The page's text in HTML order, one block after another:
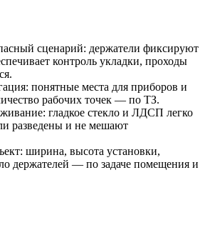
сценарий: держатели фиксируют
контроль укладки, проходы
понятные места для приборов и
рабочих точек — по ТЗ.
гладкое стекло и ЛДСП легко
разведены и не мешают
ширина, высота установки,
держателей — по задаче помещения и